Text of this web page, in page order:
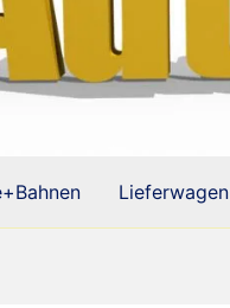
Lieferwagen